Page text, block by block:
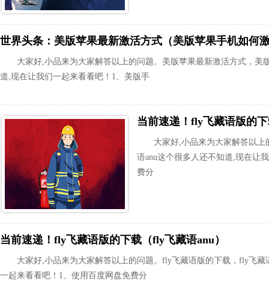
世界头条：美版苹果最新激活方式（美版苹果手机如何
大家好,小品来为大家解答以上的问题。美版苹果最新激活方式，美
道,现在让我们一起来看看吧！1、美版手
当前速递！fly飞藏语版的
大家好,小品来为大家解答以
语anu这个很多人还不知道,现在让
费分
当前速递！fly飞藏语版的下载（fly飞藏语anu）
大家好,小品来为大家解答以上的问题。fly飞藏语版的下载，fly飞藏
一起来看看吧！1、使用百度网盘免费分